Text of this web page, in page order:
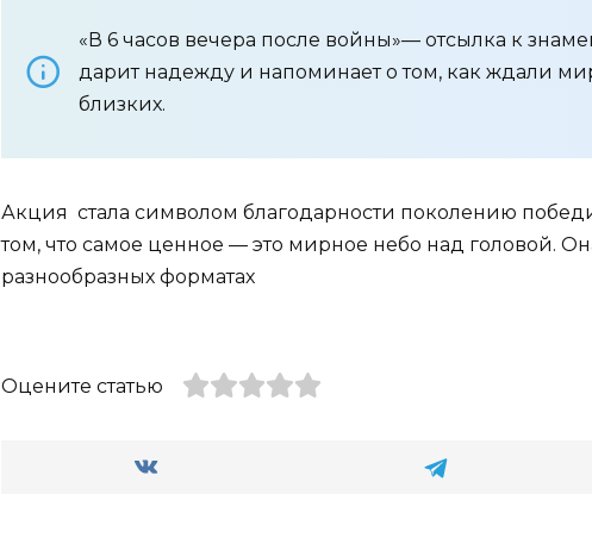
«В 6 часов вечера после войны»— отсылка к
дарит надежду и напоминает о том, как ждали
близких.
Акция стала символом благодарности поколению
том, что самое ценное — это мирное небо над головой.
разнообразных форматах
Оцените статью